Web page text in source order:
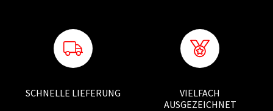
SCHNELLE LIEFERUNG
VIELFACH
AUSGEZEICHNET